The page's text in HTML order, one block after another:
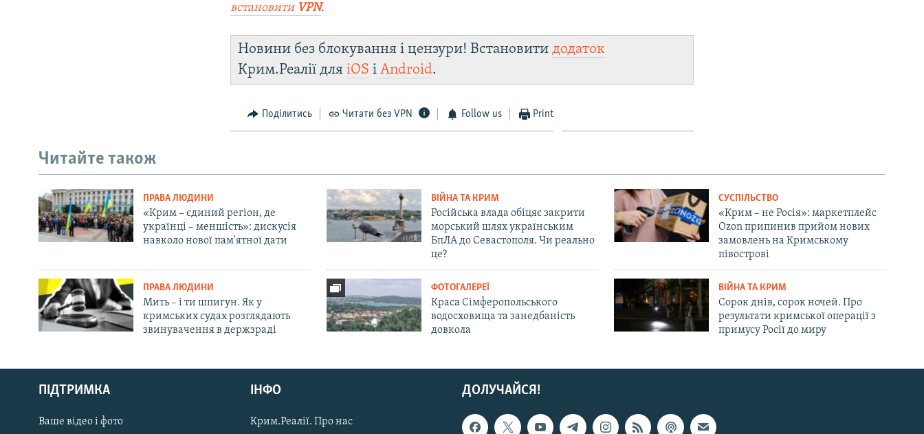
Русский
Qırımtatar
ДОЛУЧАЙСЯ!
встановити VPN.
Новини без блокування і цензури! Встановитидодаток
Крим.Реалії дляiOS іAndroid.
Поділитись Читати без VPN Follow us Print
Читайте також
ПРАВА ЛЮДИНИ
«Крим – єдиний регіон, де
українці – меншість»: дискусія
навколо нової пам'ятної дати
ВІЙНА ТА КРИМ
Російська влада обіцяє закрити
морський шлях українським
БпЛА до Севастополя. Чи реально
це?
СУСПІЛЬСТВО
«Крим – не Росія»: маркетплейс
Ozon припинив прийом нових
замовлень на Кримському
півострові
ПРАВА ЛЮДИНИ
Мить – і ти шпигун. Як у
кримських судах розглядають
звинувачення в держзраді
ФОТОГАЛЕРЕЇ
Краса Сімферопольського
водосховища та занедбаність
довкола
ВІЙНА ТА КРИМ
Сорок днів, сорок ночей. Про
результати кримської операції з
примусу Росії до миру
ДОЛУЧАЙСЯ!
ПІДТРИМКА
Ваше відео і фото
ІНФО
Крим.Реалії. Про нас